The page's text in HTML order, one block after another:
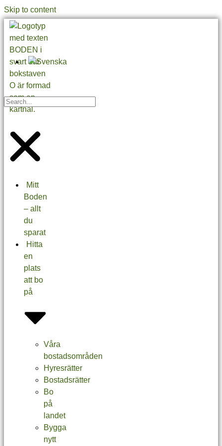
Skip to content
Mitt
Boden
– allt
du
sparat
Hitta
en
plats
att bo
på
Våra
bostadsområden
Hyresrätter
Bostadsrätter
Bo
på
landet
Bygga
nytt